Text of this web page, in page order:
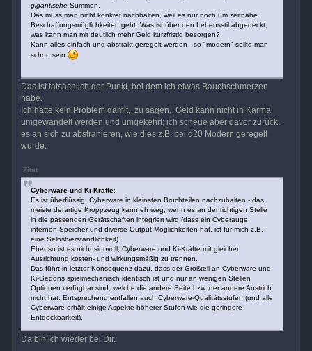
gigantischeSummen.
Das muss man nicht konkret nachhalten, weil es nur noch um zeitnahe
Beschaffungsmöglichkeiten geht: Was ist über den Lebensstil abgedeckt,
was kann man mit deutlich mehr Geld kurzfristig besorgen?
Kann alles einfach und abstrakt geregelt werden - so "modern" sollte man
schon sein
Das ist tatsächlich der Punkt, bei dem ich etwas Bauchschmerzen
habe.
Ich hätte kein Problem damit, zu sagen, Geld kann nicht in Karma
umgewandelt werden und umgekehrt; ich scheue aber davor zurück,
es an sich zu abstrahieren, wie dies z.B. bei d20 Modern geregelt
wurde.
Zitat
Cyberware und Ki-Kräfte:
Es ist überflüssig, Cyberware in kleinsten Bruchteilen nachzuhalten - das
meiste derartige Kroppzeug kann eh weg, wenn es an der richtigen Stelle
in die passenden Gerätschaften integriert wird (dass ein Cyberauge
internen Speicher und diverse Output-Möglichkeiten hat, ist für mich z.B.
eine Selbstverständlichkeit).
Ebenso ist es nicht sinnvoll, Cyberware und Ki-Kräfte mit gleicher
Ausrichtung kosten- und wirkungsmäßig zu trennen.
Das führt in letzter Konsequenz dazu, dass der Großteil an Cyberware und
Ki-Gedöns spielmechanisch identisch ist und nur an wenigen Stellen
Optionen verfügbar sind, welche die andere Seite bzw. der andere Anstrich
nicht hat. Entsprechend entfallen auch Cyberware-Qualitätsstufen (und alle
Cyberware erhält einige Aspekte höherer Stufen wie die geringere
Entdeckbarkeit).
Da bin ich wieder bei Dir.